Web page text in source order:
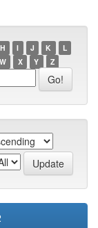
H I J K
L
W X Y Z